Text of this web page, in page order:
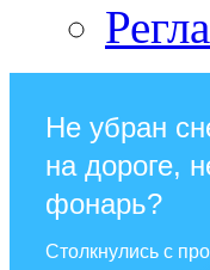
Не убран
на дороге,
фонарь?
Столкнулись с